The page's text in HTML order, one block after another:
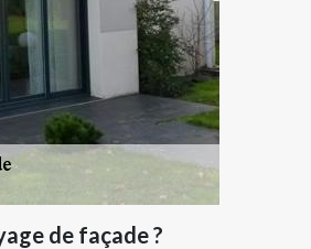
de façade ?